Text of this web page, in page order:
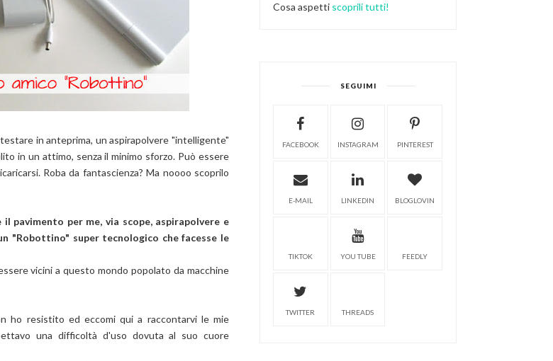
in anteprima, un aspirapolvere "intelligente"
in un attimo, senza il minimo sforzo. Può essere
Roba da fantascienza? Ma noooo scoprilo
pavimento per me, via scope, aspirapolvere e
"Robottino" super tecnologico che facesse le
vicini a questo mondo popolato da macchine
ho resistito ed eccomi qui a raccontarvi le mie
una difficoltà d'uso dovuta al suo cuore
Cosa aspetti scoprili tutti!
SEGUIMI
FACEBOOK INSTAGRAM PINTEREST
E-MAIL LINKEDIN BLOGLOVIN
TIKTOK YOU TUBE FEEDLY
TWITTER THREADS